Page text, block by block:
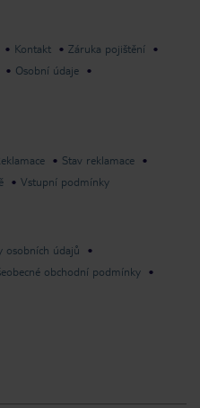
Kontakt
Záruka pojištění
Osobní údaje
Stav reklamace
Vstupní podmínky
osobních údajů
obchodní podmínky